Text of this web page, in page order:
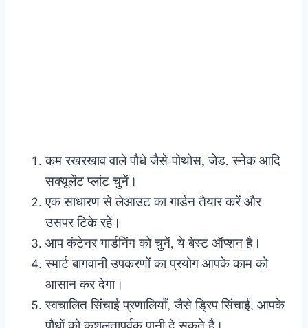
कम रखरखाव वाले पौधे जैसे-पोथोस, जेड, स्नेक आदि
सक्यूलेंट प्लांट चुनें।
एक साधारण से लेआउट का गार्डन तैयार करें और
उसपर टिके रहें।
आप कंटेनर गार्डनिंग को चुनें, ये बेस्ट ऑप्शन है।
स्मार्ट बागवानी उपकरणों का प्रयोग आपके काम को
आसान कर देगा।
स्वचालित सिंचाई प्रणालियाँ, जैसे ड्रिप सिंचाई, आपके